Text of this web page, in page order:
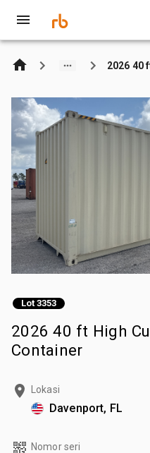
2026 40
Lot 3353
2026 40 ft High
Container
Lokasi
Davenport, FL
Nomor seri